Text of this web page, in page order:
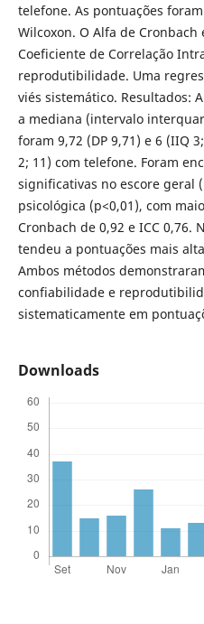
telefone. As pontuações
Wilcoxon. O Alfa de
Coeficiente de Correlação
reprodutibilidade. Uma
viés sistemático. Resultados:
a mediana (intervalo
foram 9,72 (DP 9,71) e 6 (IIQ
2; 11) com telefone. Foram
significativas no escore geral
psicológica (p<0,01), com
Cronbach de 0,92 e ICC 0,76.
tendeu a pontuações mais
Ambos métodos
confiabilidade e
sistematicamente em
Downloads